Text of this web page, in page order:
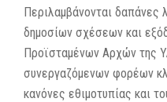
Περιλαμβάνονται δαπάνες
δημοσίων σχέσεων και
Προϊσταμένων Αρχών της
συνεργαζόμενων φορέων
κανόνες εθιμοτυπίας και